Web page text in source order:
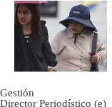
Gestión
Director Periodístico (e)